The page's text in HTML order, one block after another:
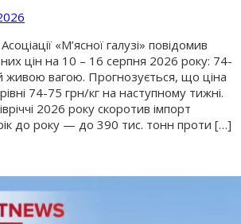
«М’ясної галузі» повідомив
цін на 10 – 16 серпня 2026 року: 74-
живою вагою. Прогнозується, що ціна
74-75 грн/кг на наступному тижні.
2026 року скоротив імпорт
до року — до 390 тис. тонн проти […]